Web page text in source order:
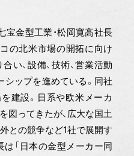
宝金型工業・松岡寛高社長
の北米市場の開拓に向け
い、設備、技術、営業活動
ップを進めている。同社
建設。日系や欧米メーカ
図ってきたが、広大な国土
との競争など1社で展開す
「日本の金型メーカー同